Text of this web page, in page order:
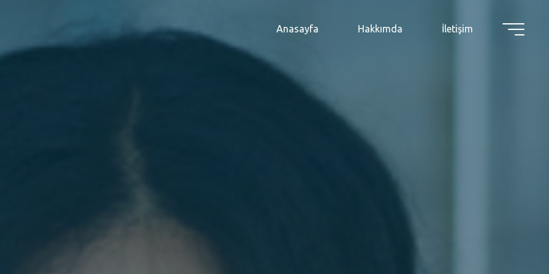
Anasayfa Hakkımda İletişim